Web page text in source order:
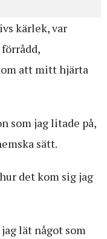
kärlek, var
att mitt hjärta
som jag litade på,
sätt.
det kom sig jag
lät något som